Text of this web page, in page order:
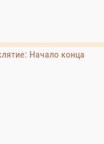
Начало конца